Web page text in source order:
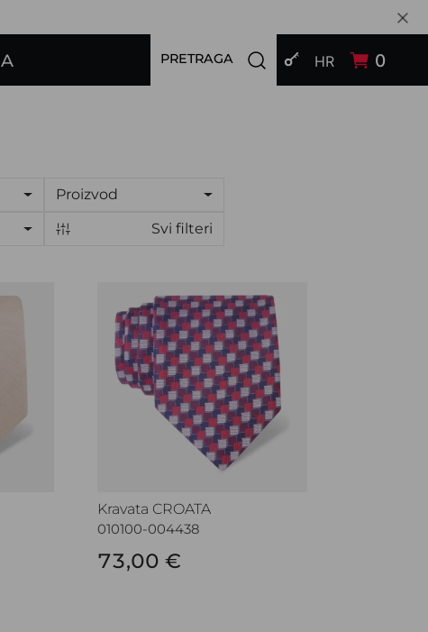
PRIJAVI SE
HR 0
PRETRAGA Open search modal
Proizvod
Svi filteri
Kravata CROATA
010100-004438
73,00 €